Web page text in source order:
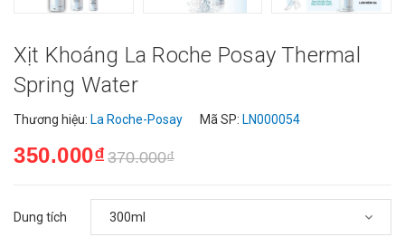
Xịt Khoáng La Roche Posay Thermal
Spring Water
Thương hiệu: La Roche-Posay Mã SP: LN000054
350.000₫370.000₫
Dung tích